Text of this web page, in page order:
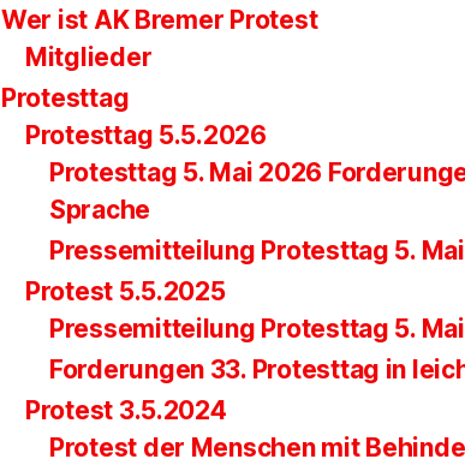
Wer ist AK Bremer Protest
Mitglieder
Protesttag
Protesttag 5.5.2026
Protesttag 5. Mai 2026
Sprache
Pressemitteilung Protesttag 5.
Protest 5.5.2025
Pressemitteilung Protesttag 5.
Forderungen 33. Protesttag in
Protest 3.5.2024
Protest der Menschen mit